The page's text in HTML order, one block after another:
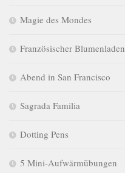
Magie des Mondes
Französischer Blumenladen
Abend in San Francisco
Sagrada Familia
Dotting Pens
5 Mini-Aufwärmübungen